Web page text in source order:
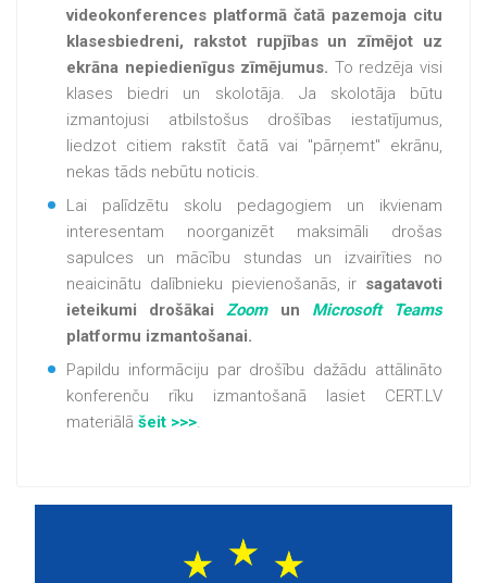
videokonferences platformā čatā pazemoja citu
klasesbiedreni, rakstot rupjības un zīmējot uz
ekrāna nepiedienīgus zīmējumus. To redzēja visi
klases biedri un skolotāja. Ja skolotāja būtu
izmantojusi atbilstošus drošības iestatījumus,
liedzot citiem rakstīt čatā vai "pārņemt" ekrānu,
nekas tāds nebūtu noticis.
Lai palīdzētu skolu pedagogiem un ikvienam
interesentam noorganizēt maksimāli drošas
sapulces un mācību stundas un izvairīties no
neaicinātu dalībnieku pievienošanās, ir sagatavoti
ieteikumi drošākaiZoomun
Microsoft Teams
platformu izmantošanai.
Papildu informāciju par drošību dažādu attālināto
konferenču rīku izmantošanā lasiet CERT.LV
materiālā šeit >>>.